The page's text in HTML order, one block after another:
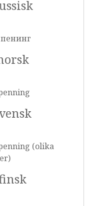
(olika